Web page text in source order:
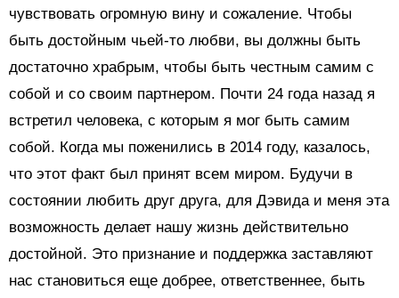
чувствовать огромную вину и сожаление. Чтобы
быть достойным чьей-то любви, вы должны быть
достаточно храбрым, чтобы быть честным самим с
собой и со своим партнером. Почти 24 года назад я
встретил человека, с которым я мог быть самим
собой. Когда мы поженились в 2014 году, казалось,
что этот факт был принят всем миром. Будучи в
состоянии любить друг друга, для Дэвида и меня эта
возможность делает нашу жизнь действительно
достойной. Это признание и поддержка заставляют
нас становиться еще добрее, ответственнее, быть